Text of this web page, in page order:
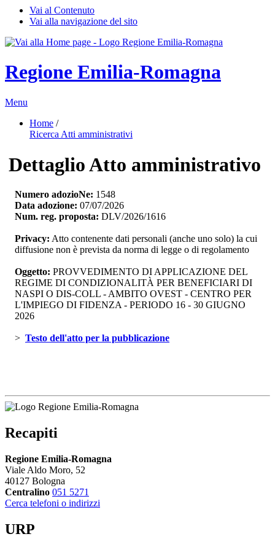
Vai al Contenuto
Vai alla navigazione del sito
Regione Emilia-Romagna
Menu
Home /
Ricerca Atti amministrativi
Dettaglio Atto amministrativo
Numero adozioNe: 1548
Data adozione: 07/07/2026
Num. reg. proposta: DLV/2026/1616
Privacy: Atto contenente dati personali (anche uno solo) la cui
diffusione non è prevista da norma di legge o di regolamento
Oggetto: PROVVEDIMENTO DI APPLICAZIONE DEL
REGIME DI CONDIZIONALITÀ PER BENEFICIARI DI
NASPI O DIS-COLL - AMBITO OVEST - CENTRO PER
L'IMPIEGO DI FIDENZA - PERIODO 16 - 30 GIUGNO
2026
> Testo dell'atto per la pubblicazione
Recapiti
Regione Emilia-Romagna
Viale Aldo Moro, 52
40127 Bologna
Centralino 051 5271
Cerca telefoni o indirizzi
URP